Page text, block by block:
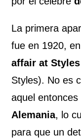
La primera
fue en 1920,
affair at Styles
Styles). No es
aquel entonces
Alemania, lo
para que un